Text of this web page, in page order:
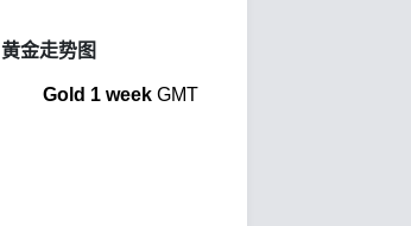
黄金走势图
Gold 1 weekGMT